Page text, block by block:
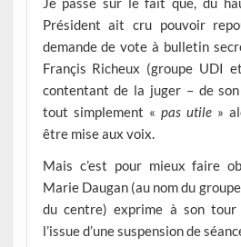
Président ait cru pouvoir
demande de vote à bulletin
Françis Richeux (groupe UDI
contentant de la juger – de
tout simplement « pas utile »
être mise aux voix.
Mais c’est pour mieux faire
Marie Daugan (au nom du
du centre) exprime à son tour
l’issue d’une suspension de